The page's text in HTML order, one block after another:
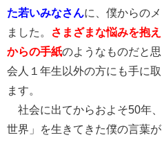
た若いみなさんに、僕からの
ました。
さまざまな悩みを抱
からの手紙のようなものだと
会人１年生以外の方にも手に
ます。
社会に出てからおよそ50年
世界」を生きてきた僕の言葉が